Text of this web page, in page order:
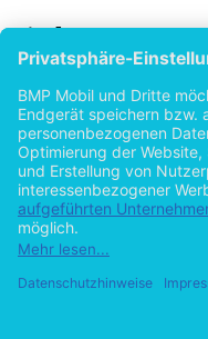
Titel
Kundenakquise
Können
Einsatz von Sozialen
vonLarissa
©2016
Impressum